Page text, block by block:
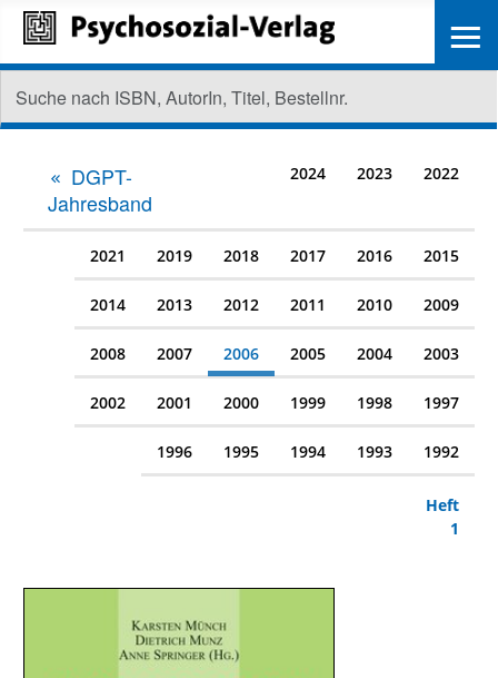
DGPT-
Jahresband
2024 2023 2022
2021 2019 2018 2017 2016 2015
2014 2013 2012 2011 2010 2009
2008 2007 2006 2005 2004 2003
2002 2001 2000 1999 1998 1997
1996 1995 1994 1993 1992
Heft
1
≡